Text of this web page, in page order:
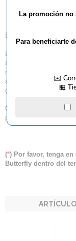
Red
Estira, fija con las
La red extensible de
superficie en una pista
mecanismo retráctil
anchuras de mesa,
garantiza una sujeción
Compacta, ligera y
para partidos
(*) Por favor, tenga
Butterfly dentro del
La promoción no
Para beneficiarte
✉️
🏪